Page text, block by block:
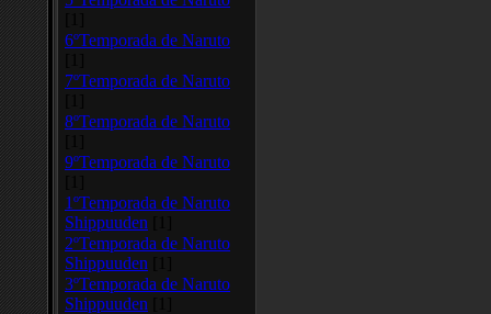
6ºTemporada de Naruto
7ºTemporada de Naruto
8ºTemporada de Naruto
9ºTemporada de Naruto
1ºTemporada de Naruto
Shippuuden
2ºTemporada de Naruto
Shippuuden
3ºTemporada de Naruto
Shippuuden